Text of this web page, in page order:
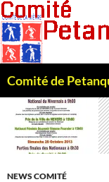
Comité de
CONTENU
NEWS COMITÉ